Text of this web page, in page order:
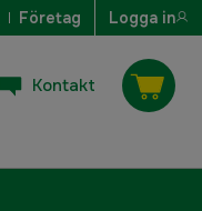
Företag Logga in
Kontakt